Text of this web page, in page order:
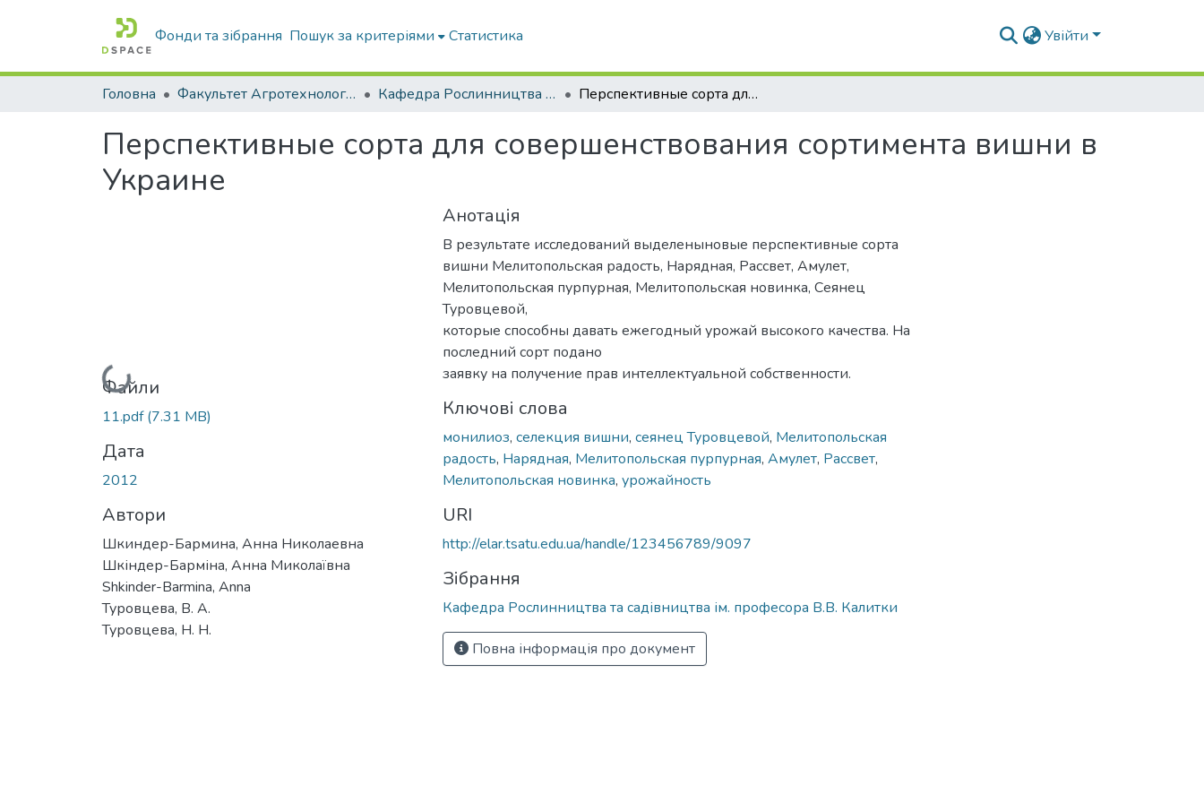
Фонди та зібрання Пошук за критеріями Статистика Увійти
Головна Факультет Агротехнологій та екології Кафедра Рослинництва та садівництва ім. професора В.В. Калитки Перспективные сорта для совершенствования сортимента вишни в Украине
Перспективные сорта для совершенствования сортимента вишни в
Украине
Вантажиться...
Файли
11.pdf(7.31 MB)
Дата
2012
Автори
Шкиндер-Бармина, Анна Николаевна
Шкіндер-Барміна, Анна Миколаївна
Shkinder-Barmina, Anna
Туровцева, В. А.
Туровцева, Н. Н.
Анотація
В результате исследований выделеныновые перспективные сорта
вишни Мелитопольская радость, Нарядная, Рассвет, Амулет,
Мелитопольская пурпурная, Мелитопольская новинка, Сеянец
Туровцевой,
которые способны давать ежегодный урожай высокого качества. На
последний сорт подано
заявку на получение прав интеллектуальной собственности.
Ключові слова
монилиоз, селекция вишни, сеянец Туровцевой, Мелитопольская
радость, Нарядная, Мелитопольская пурпурная, Амулет, Рассвет,
Мелитопольская новинка, урожайность
URI
http://elar.tsatu.edu.ua/handle/123456789/9097
Зібрання
Кафедра Рослинництва та садівництва ім. професора В.В. Калитки
Повна інформація про документ